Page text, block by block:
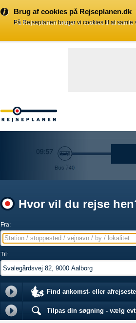
Brug af cookies på Rejseplanen.dk
På Rejseplanen bruger vi cookies til at
Hvor vil du rejse
Fra:
Station / stoppested / vejnavn / by / lokalitet
Til:
Find ankomst- eller
Tilpas din søgning - vælg